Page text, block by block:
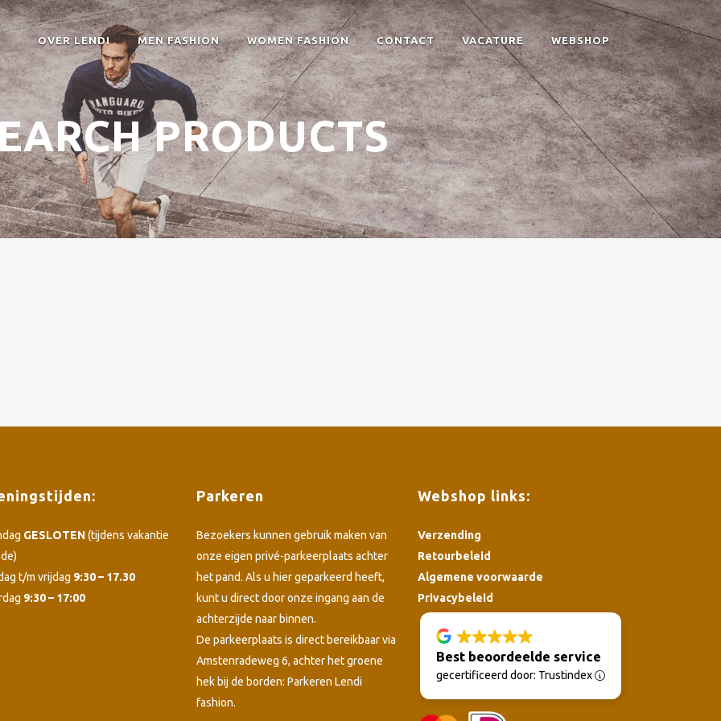
OVER LENDI MEN FASHION WOMEN FASHION CONTACT VACATURE WEBSHOP
PRODUCTS
GESLOTEN(tijdens vakantie
t/m vrijdag 9:30 – 17.30
9:30 – 17:00
Parkeren
Bezoekers kunnen gebruik maken van
onze eigen privé-parkeerplaats achter
het pand. Als u hier geparkeerd heeft,
kunt u direct door onze ingang aan de
achterzijde naar binnen.
De parkeerplaats is direct bereikbaar via
Amstenradeweg 6, achter het groene
hek bij de borden: Parkeren Lendi
fashion.
Webshop links:
Verzending
Retourbeleid
Algemene voorwaarde
Privacybeleid
Best beoordeelde service
gecertificeerd door: Trustindex